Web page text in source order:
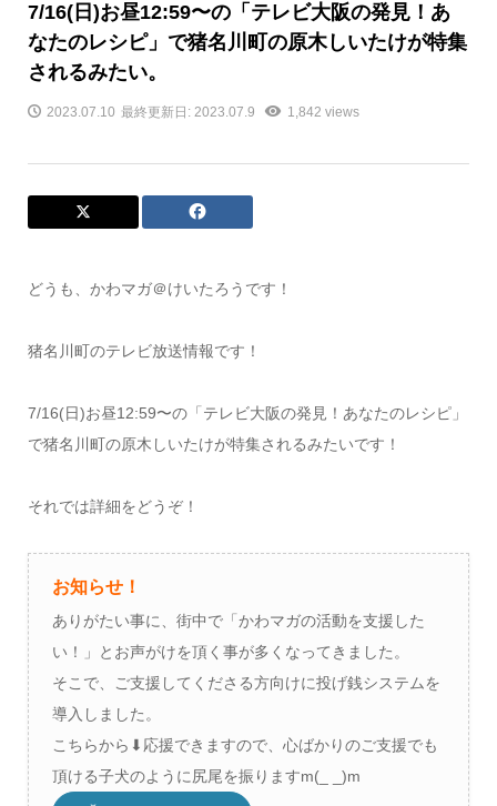
7/16(日)お昼12:59〜の「テレビ大阪の発見！あ
なたのレシピ」で猪名川町の原木しいたけが特集
されるみたい。
2023.07.10 最終更新日: 2023.07.9 1,842 views
どうも、かわマガ＠けいたろうです！
猪名川町のテレビ放送情報です！
7/16(日)お昼12:59〜の「テレビ大阪の発見！あなたのレシピ」
で猪名川町の原木しいたけが特集されるみたいです！
それでは詳細をどうぞ！
お知らせ！
ありがたい事に、街中で「かわマガの活動を支援した
い！」とお声がけを頂く事が多くなってきました。
そこで、ご支援してくださる方向けに投げ銭システムを
導入しました。
こちらから⬇︎応援できますので、心ばかりのご支援でも
頂ける子犬のように尻尾を振りますm(_ _)m